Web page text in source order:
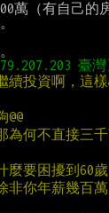
萬（有自己的
續投資啊，這
為何不直接三
麼要困擾到60歲
非你年薪幾百